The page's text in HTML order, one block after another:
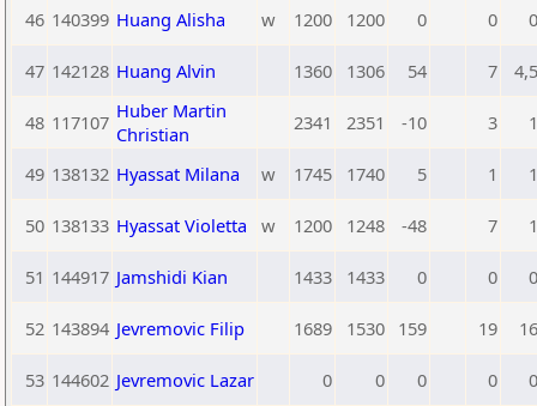
46 140399 Huang Alisha w 1200 1200 0 0 0
47 142128 Huang Alvin 1360 1306 54 7 4,5
48 117107 Huber Martin
Christian
2341 2351 -10 3 1
49 138132 Hyassat Milana w 1745 1740 5 1 1
50 138133 Hyassat Violetta w 1200 1248 -48 7 1
51 144917 Jamshidi Kian 1433 1433 0 0 0
52 143894 Jevremovic Filip 1689 1530 159 19 16
53 144602 Jevremovic Lazar 0 0 0 0 0